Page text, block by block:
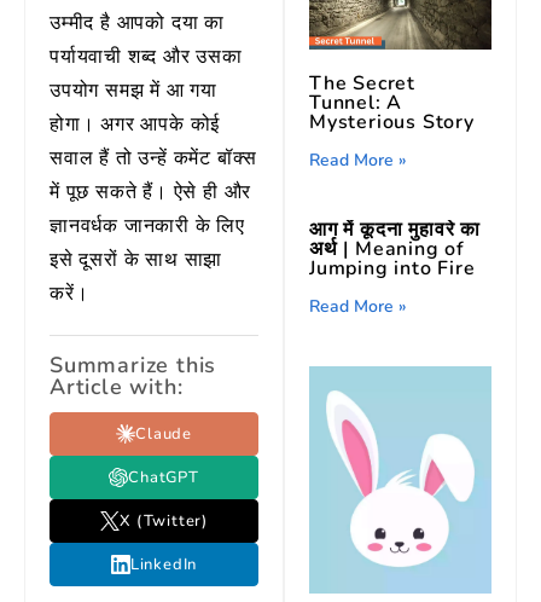
उम्मीद है आपको दया का
पर्यायवाची शब्द और उसका
उपयोग समझ में आ गया
होगा। अगर आपके कोई
सवाल हैं तो उन्हें कमेंट बॉक्स
में पूछ सकते हैं। ऐसे ही और
ज्ञानवर्धक जानकारी के लिए
इसे दूसरों के साथ साझा
करें।
Summarize this
Article with:
Claude
ChatGPT
X (Twitter)
LinkedIn
The Secret
Tunnel: A
Mysterious Story
Read More »
आग में कूदना मुहावरे का
अर्थ | Meaning of
Jumping into Fire
Read More »